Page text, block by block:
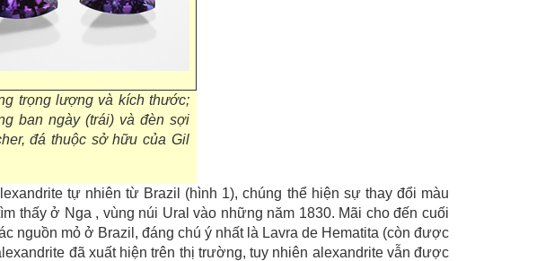
trọng lượng và kích thước;
ban ngày (trái) và đèn sợi
đá thuộc sở hữu của Gil
tự nhiên từ Brazil (hình 1), chúng thể hiện sự thay đổi màu
thấy ở Nga , vùng núi Ural vào những năm 1830. Mãi cho đến cuối
nguồn mỏ ở Brazil, đáng chú ý nhất là Lavra de Hematita (còn được
đã xuất hiện trên thị trường, tuy nhiên alexandrite vẫn được